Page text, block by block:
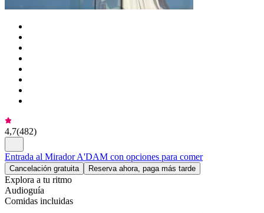
4,7(482)
Entrada al Mirador A'DAM con opciones para comer
Cancelación gratuita Reserva ahora, paga más tarde
Explora a tu ritmo
Audioguía
Comidas incluidas